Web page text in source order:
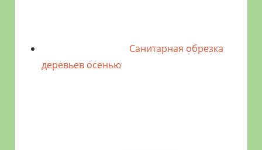
Санитарная обрезка
деревьев осенью